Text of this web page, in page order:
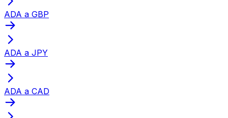
ADA a GBP
ADA a JPY
ADA a CAD